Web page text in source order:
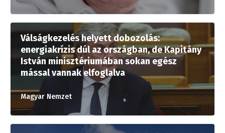
Válságkezelés helyett dobozolás:
energiakrízis dúl az országban, de Kapitány
István minisztériumában sokan egész
mással vannak elfoglalva
Magyar Nemzet